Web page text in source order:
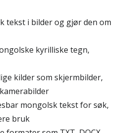
tekst i bilder og gjør den om
kyrilliske tegn,
kilder som skjermbilder,
mongolsk tekst for søk,
bruk